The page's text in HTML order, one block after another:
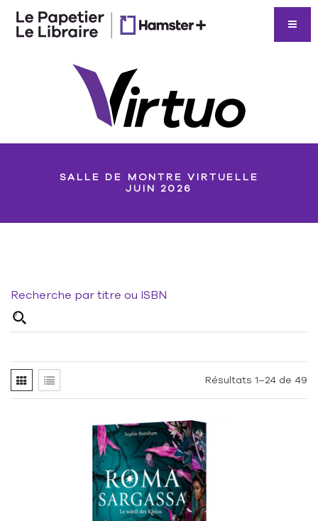
SALLE DE MONTRE VIRTUELLE
JUIN 2026
Recherche par titre ou ISBN
Résultats 1–24 de 49